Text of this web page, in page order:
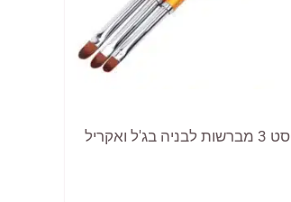
סט 3 מברשות לבניה בג'ל ואקריל